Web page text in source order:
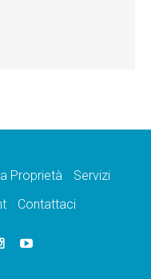
Proprietà
Servizi
Contattaci